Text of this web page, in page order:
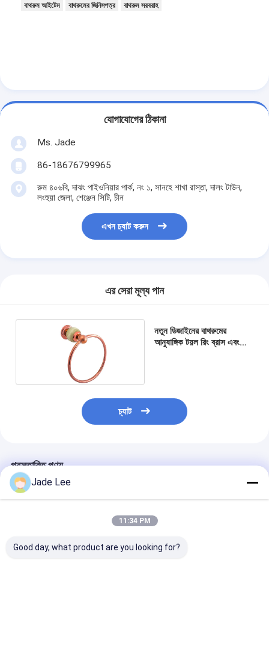
বাথরুম আইটেম বাথরুমের জিনিসপত্র বাথরুম সরবরাহ
যোগাযোগের ঠিকানা
Ms. Jade
86-18676799965
রুম ৪০৬বি, দাঝং পাইওনিয়ার পার্ক, নং ১, সানহে শাখা রাস্তা, দালং টাউন,
লংহুয়া জেলা, শেঞ্জেন সিটি, চীন
এখন চ্যাট করুন
এর সেরা মূল্য পান
নতুন ডিজাইনের বাথরুমের
আনুষাঙ্গিক টয়ল রিং ব্রাস এবং
চ্যাট
প্রস্তাবিত পণ্য
Jade Lee
11:34 PM
Good day, what product are you looking for?